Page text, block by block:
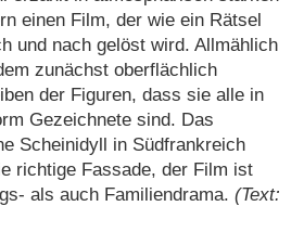
einen Film, der wie ein Rätsel
und nach gelöst wird. Allmählich
zunächst oberflächlich
der Figuren, dass sie alle in
Gezeichnete sind. Das
Scheinidyll in Südfrankreich
richtige Fassade, der Film ist
als auch Familiendrama. (Text: